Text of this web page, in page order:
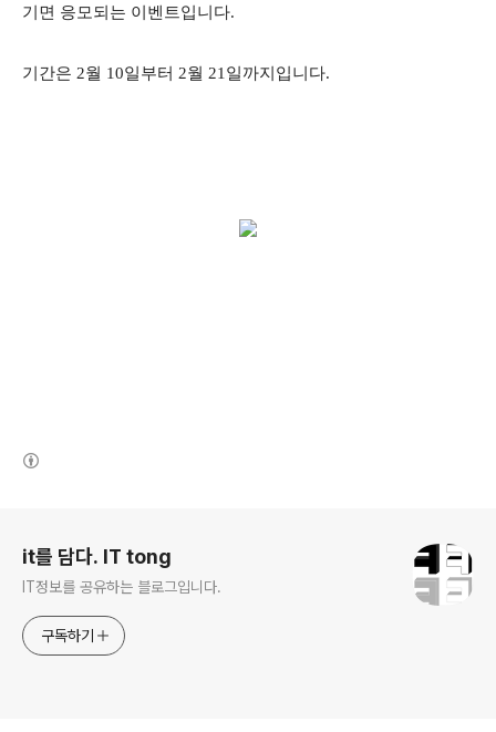
기면 응모되는 이벤트입니다.
기간은 2월 10일부터 2월 21일까지입니다.
it를 담다. IT tong
IT정보를 공유하는 블로그입니다.
구독하기